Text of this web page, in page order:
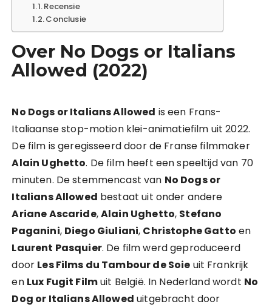
Recensie
Conclusie
Over No Dogs or Italians
Allowed (2022)
No Dogs or Italians Allowed is een Frans-
Italiaanse stop-motion klei-animatiefilm uit 2022.
De film is geregisseerd door de Franse filmmaker
Alain Ughetto. De film heeft een speeltijd van 70
minuten. De stemmencast van No Dogs or
Italians Allowed bestaat uit onder andere
Ariane Ascaride,Alain Ughetto, Stefano
Paganini, Diego Giuliani, Christophe Gatto en
Laurent Pasquier. De film werd geproduceerd
door Les Films du Tambour de Soie uit Frankrijk
en Lux Fugit Filmuit België. In Nederland wordt No
Dog or Italians Allowed uitgebracht door